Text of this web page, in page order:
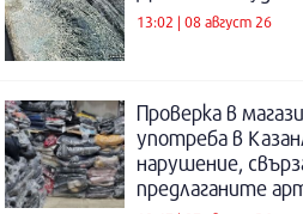
13:02 | 08 август 26
Проверка в
употреба в
нарушение,
предлаганите